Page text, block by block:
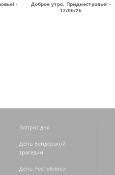
-
Доброе утро, Приднестровье! -
12/06/26
Вопрос дня
День Бендерской
трагедии
День Республики